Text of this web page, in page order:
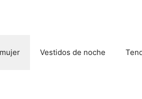
Vestidos de noche